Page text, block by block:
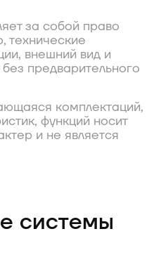
за собой право
технические
внешний вид и
предварительного
комплектаций,
функций носит
и не является
системы